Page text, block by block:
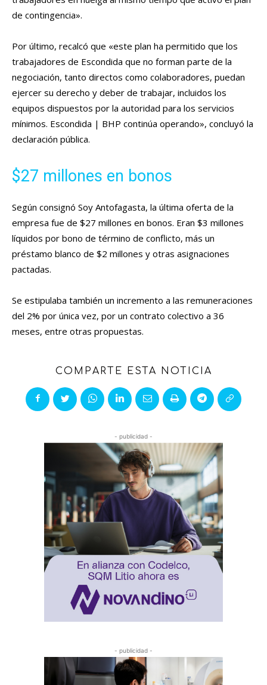
de contingencia».
Por último, recalcó que «este plan ha permitido que los
trabajadores de Escondida que no forman parte de la
negociación, tanto directos como colaboradores, puedan
ejercer su derecho y deber de trabajar, incluidos los
equipos dispuestos por la autoridad para los servicios
mínimos. Escondida | BHP continúa operando», concluyó la
declaración pública.
$27 millones en bonos
Según consignó Soy Antofagasta, la última oferta de la
empresa fue de $27 millones en bonos. Eran $3 millones
líquidos por bono de término de conflicto, más un
préstamo blanco de $2 millones y otras asignaciones
pactadas.
Se estipulaba también un incremento a las remuneraciones
del 2% por única vez, por un contrato colectivo a 36
meses, entre otras propuestas.
COMPARTE ESTA NOTICIA
- publicidad -
- publicidad -